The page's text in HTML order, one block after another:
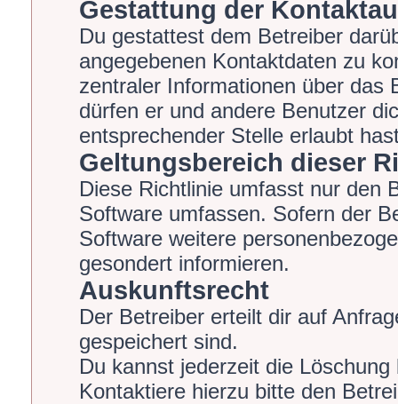
Gestattung der
Du gestattest dem Betreiber
angegebenen Kontaktdaten zu
zentraler Informationen über das
dürfen er und andere Benutzer
entsprechender Stelle erlaubt
Geltungsbereich dieser
Diese Richtlinie umfasst nur den
Software umfassen. Sofern der
Software weitere
gesondert informieren.
Auskunftsrecht
Der Betreiber erteilt dir auf
gespeichert sind.
Du kannst jederzeit die
Kontaktiere hierzu bitte den